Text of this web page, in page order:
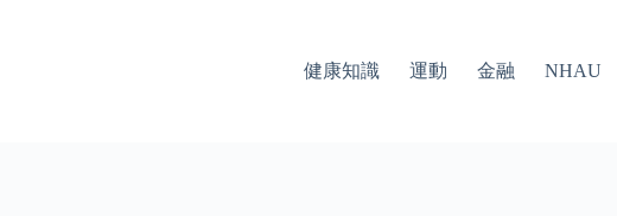
健康知識 運動 金融 NHAU